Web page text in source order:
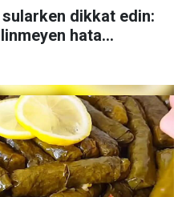
dikkat edin:
hata...